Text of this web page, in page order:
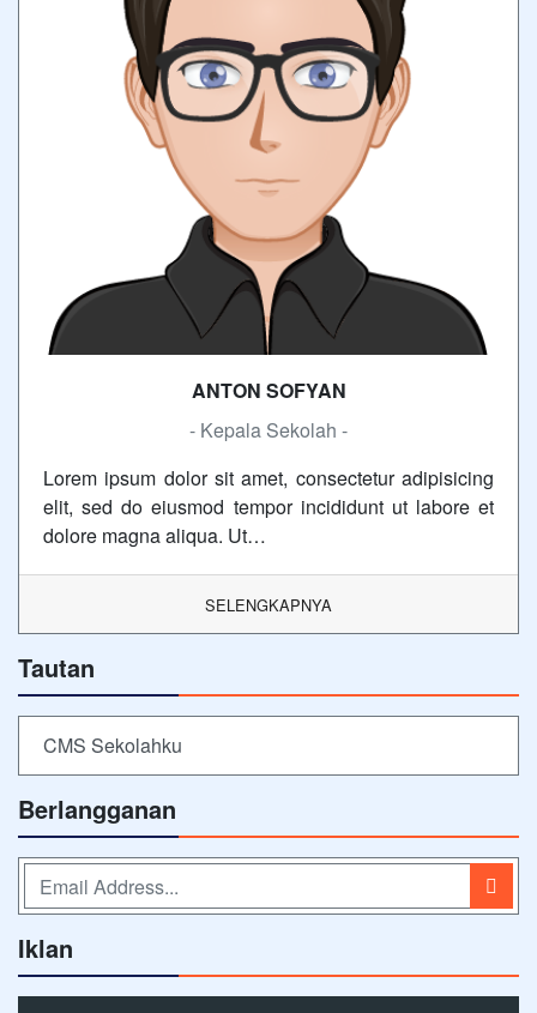
ANTON SOFYAN
- Kepala Sekolah -
Lorem ipsum dolor sit amet, consectetur adipisicing
elit, sed do eiusmod tempor incididunt ut labore et
dolore magna aliqua. Ut…
SELENGKAPNYA
Tautan
CMS Sekolahku
Berlangganan
Iklan